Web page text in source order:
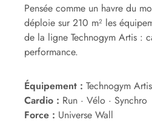
Pensée comme un havre du
déploie sur 210 m² les
de la ligne Technogym Artis :
performance.
Équipement : Technogym Artis
Cardio : Run · Vélo · Synchro
Force : Universe Wall